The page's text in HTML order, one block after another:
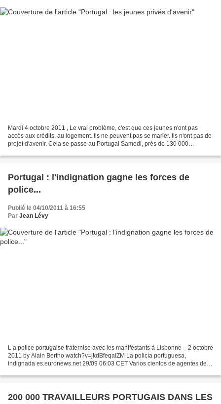
Mardi 4 octobre 2011 , Le vrai problème, c'est que ces jeunes n'ont pas
accès aux crédits, au logement. Ils ne peuvent pas se marier. Ils n'ont pas de
projet d'avenir. Cela se passe au Portugal Samedi, près de 130 000
Portugal : l'indignation gagne les forces de
police...
Publié le 04/10/2011 à 16:55
Par Jean Lévy
L a police portugaise fraternise avec les manifestants à Lisbonne – 2 octobre
2011 by Alain Bertho watch?v=jkdBfeqaIZM La policía portuguesa,
indignada es.euronews.net 29/09 06:03 CET Varios cientos de agentes de
200 000 TRAVAILLEURS PORTUGAIS DANS LES